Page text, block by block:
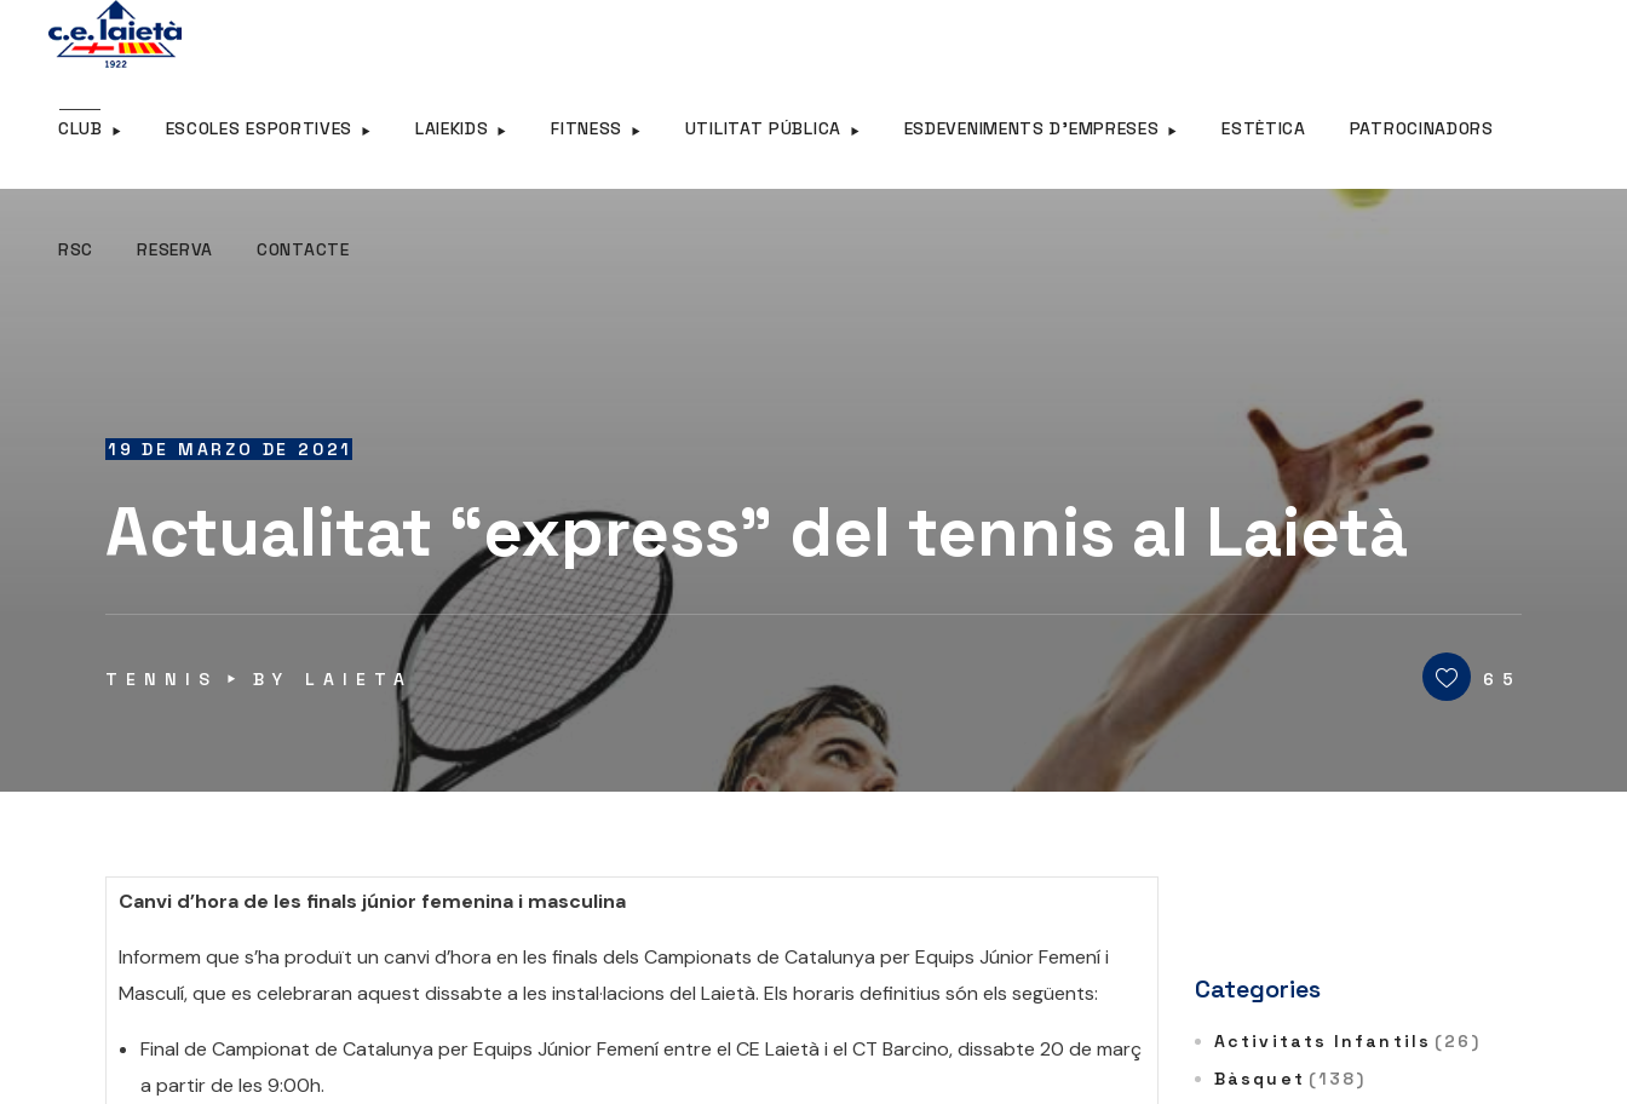
CLUB ESCOLES ESPORTIVES LAIEKIDS FITNESS UTILITAT PÚBLICA ESDEVENIMENTS D’EMPRESES ESTÈTICA PATROCINADORS
RSC RESERVA CONTACTE
RSC RESERVA
19 DE MARZO DE 2021
Actualitat “express” del tennis al Laietà
TENNIS BY LAIETA 65
Canvi d’hora de les finals júnior femenina i masculina
Informem que s’ha produït un canvi d’hora en les finals dels Campionats de Catalunya per Equips Júnior Femení i
Masculí, que es celebraran aquest dissabte a les instal·lacions del Laietà. Els horaris definitius són els següents:
Final de Campionat de Catalunya per Equips Júnior Femení entre el CE Laietà i el CT Barcino, dissabte 20 de març
a partir de les 9:00h.
Categories
Activitats Infantils (26)
Bàsquet (138)